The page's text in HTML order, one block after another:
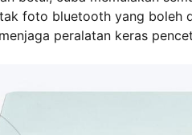
foto bluetooth yang boleh
peralatan keras